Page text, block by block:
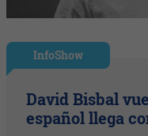
InfoShow
David Bisbal
español llega